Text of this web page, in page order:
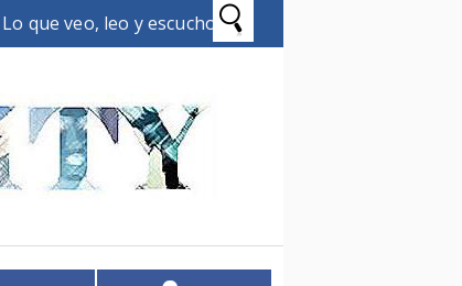
Lo que veo, leo y escucho